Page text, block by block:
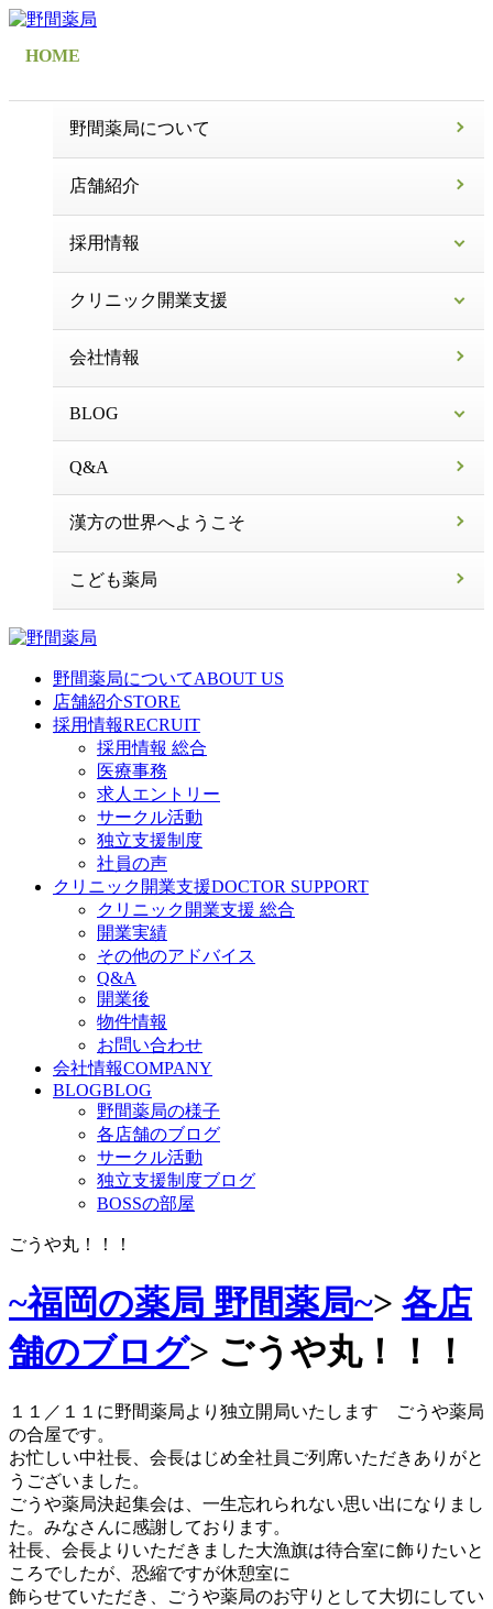
HOME
野間薬局について
店舗紹介
採用情報
クリニック開業支援
会社情報
BLOG
Q&A
漢方の世界へようこそ
こども薬局
野間薬局についてABOUT US
店舗紹介STORE
採用情報RECRUIT
採用情報 総合
医療事務
求人エントリー
サークル活動
独立支援制度
社員の声
クリニック開業支援DOCTOR SUPPORT
クリニック開業支援 総合
開業実績
その他のアドバイス
Q&A
開業後
物件情報
お問い合わせ
会社情報COMPANY
BLOGBLOG
野間薬局の様子
各店舗のブログ
サークル活動
独立支援制度ブログ
BOSSの部屋
ごうや丸！！！
~福岡の薬局 野間薬局~> 各店
舗のブログ> ごうや丸！！！
１１／１１に野間薬局より独立開局いたします ごうや薬局
の合屋です。
お忙しい中社長、会長はじめ全社員ご列席いただきありがと
うございました。
ごうや薬局決起集会は、一生忘れられない思い出になりまし
た。みなさんに感謝しております。
社長、会長よりいただきました大漁旗は待合室に飾りたいと
ころでしたが、恐縮ですが休憩室に
飾らせていただき、ごうや薬局のお守りとして大切にしてい